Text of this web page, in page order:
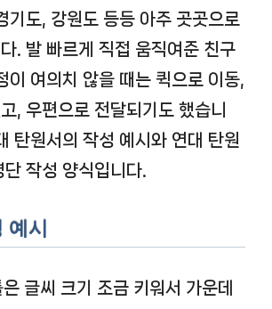
기도, 강원도 등등 아주 곳곳으로
. 발 빠르게 직접 움직여준 친구
이 여의치 않을 때는 퀵으로 이동,
, 우편으로 전달되기도 했습니
탄원서의 작성 예시와 연대 탄원
작성 양식입니다.
시
글씨 크기 조금 키워서 가운데